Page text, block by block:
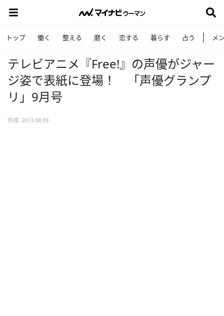
トップ 働く 整える 磨く 恋する 暮らす 占う メ
テレビアニメ『Free!』の声優がジャー
ジ姿で表紙に登場！ 「声優グランプ
リ」9月号
作成: 2013.08.09